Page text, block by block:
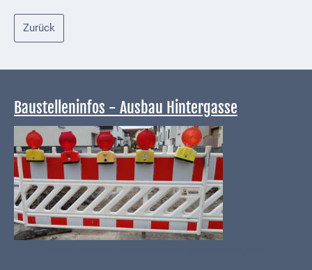
Zurück
Baustelleninfos - Ausbau Hintergasse